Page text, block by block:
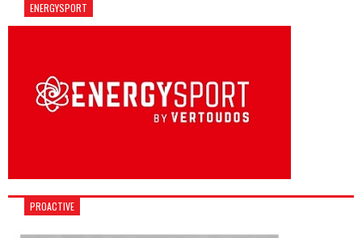
ENERGYSPORT
PROACTIVE